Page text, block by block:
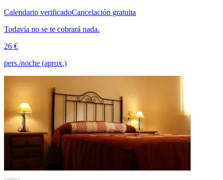
Calendario verificadoCancelación gratuita
Todavía no se te cobrará nada.
26 €
pers./noche (aprox.)